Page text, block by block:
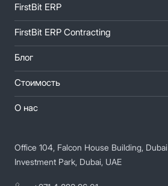
Office 104, Falcon House Building, Dubai
Investment Park, Dubai, UAE
FirstBit ERP
FirstBit ERP Contracting
Блог
Стоимость
О нас